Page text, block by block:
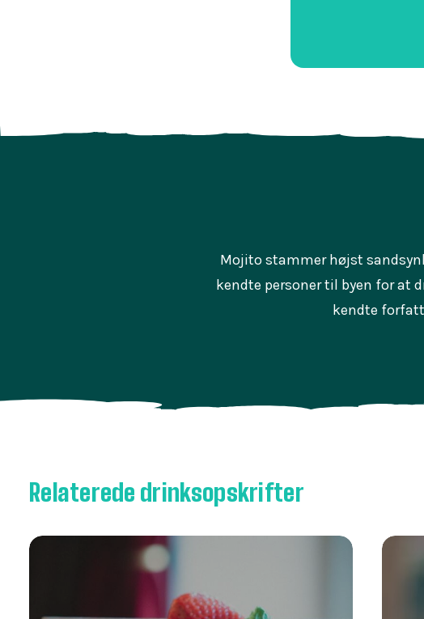
Mojito stammer højst
kendte personer til byen for at
kendte
Relaterede drinksopskrifter